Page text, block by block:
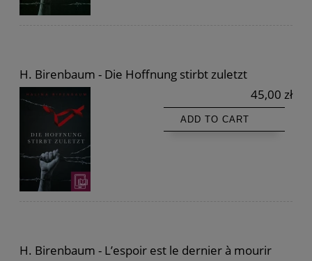
H. Birenbaum - Die Hoffnung stirbt zuletzt
45,00 zł
ADD TO CART
H. Birenbaum - L’espoir est le dernier à mourir